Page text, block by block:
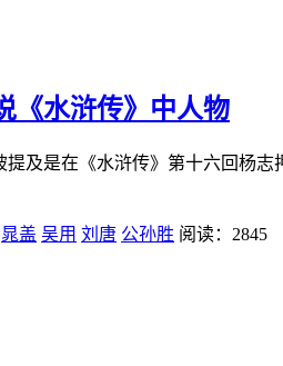
《水浒传》中人物
提及是在《水浒传》第十六回杨
晁盖 吴用 刘唐 公孙胜 阅读：2845